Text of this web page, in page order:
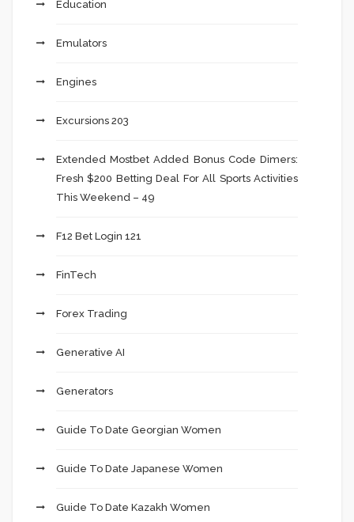
Education
Emulators
Engines
Excursions 203
Extended Mostbet Added Bonus Code Dimers:
Fresh $200 Betting Deal For All Sports Activities
This Weekend – 49
F12 Bet Login 121
FinTech
Forex Trading
Generative AI
Generators
Guide To Date Georgian Women
Guide To Date Japanese Women
Guide To Date Kazakh Women